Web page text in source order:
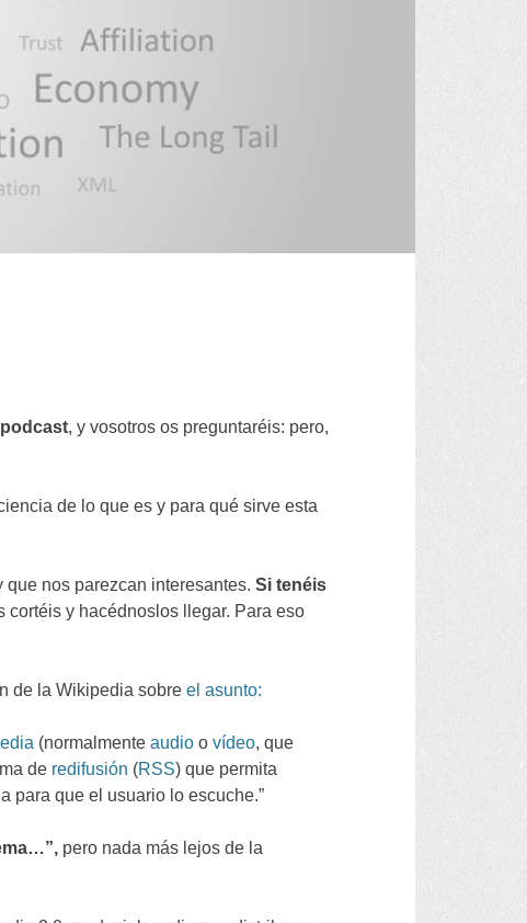
podcast,y vosotros os preguntaréis: pero,
de lo que es y para qué sirve esta
nos parezcan interesantes.Si tenéis
cortéis y hacédnoslos llegar. Para eso
de la Wikipedia sobre el asunto:
(normalmente audio o vídeo,que
de redifusión (RSS)que permita
para que el usuario lo escuche.”
…”, pero nada más lejos de la